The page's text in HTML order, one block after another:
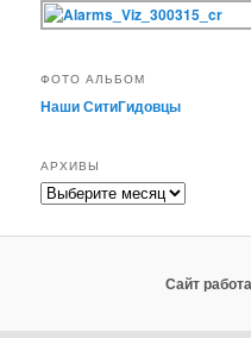
ФОТО АЛЬБОМ
Наши СитиГидовцы
АРХИВЫ
Архивы
Сайт